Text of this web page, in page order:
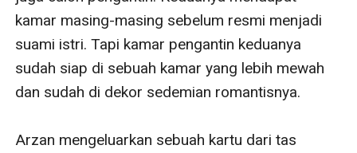
kamar masing-masing sebelum resmi menjadi
suami istri. Tapi kamar pengantin keduanya
sudah siap di sebuah kamar yang lebih mewah
dan sudah di dekor sedemian romantisnya.
Arzan mengeluarkan sebuah kartu dari tas